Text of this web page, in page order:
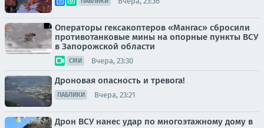
Операторы гексакоптеров «Мангас» сбросили
противотанковые мины на опорные пункты ВСУ
в Запорожской области
СМИ Вчера, 23:30
Дроновая опасность и тревога!
ПАБЛИКИ Вчера, 23:21
Дрон ВСУ нанес удар по многоэтажному дому в